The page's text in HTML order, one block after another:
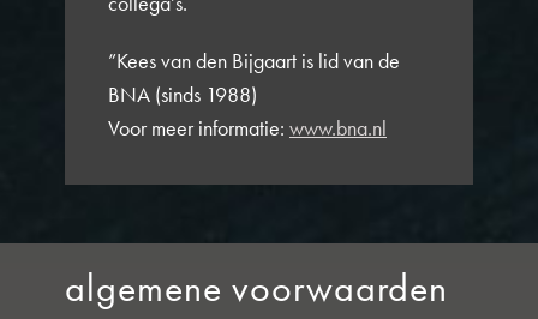
”Kees van den Bijgaart is lid van de
BNA (sinds 1988)
Voor meer informatie: www.bna.nl
algemene voorwaarden